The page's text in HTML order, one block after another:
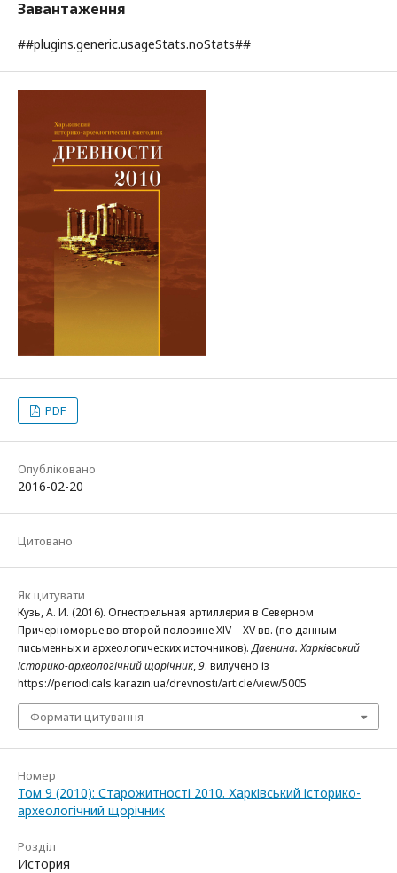
Завантаження
##plugins.generic.usageStats.noStats##
PDF
Опубліковано
2016-02-20
Цитовано
Як цитувати
Кузь, А. И. (2016). Огнестрельная артиллерия в Северном
Причерноморье во второй половине ХІV—ХV вв. (по данным
письменных и археологических источников).Давнина. Харківський
історико-археологічний щорічник,9. вилучено із
https://periodicals.karazin.ua/drevnosti/article/view/5005
Формати цитування
Номер
Том 9 (2010): Старожитності 2010. Харківський історико-
археологічний щорічник
Розділ
История